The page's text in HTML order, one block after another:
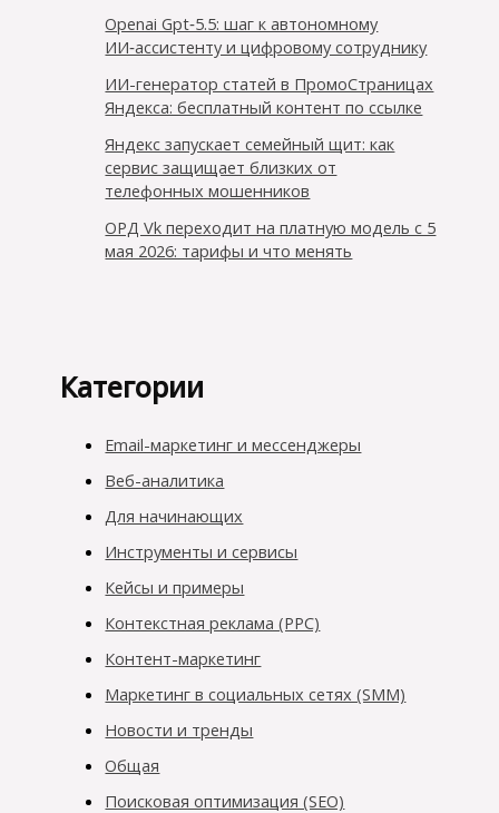
Openai Gpt‑5.5: шаг к автономному
ИИ‑ассистенту и цифровому сотруднику
ИИ-генератор статей в ПромоСтраницах
Яндекса: бесплатный контент по ссылке
Яндекс запускает семейный щит: как
сервис защищает близких от
телефонных мошенников
ОРД Vk переходит на платную модель с 5
мая 2026: тарифы и что менять
Категории
Email-маркетинг и мессенджеры
Веб-аналитика
Для начинающих
Инструменты и сервисы
Кейсы и примеры
Контекстная реклама (PPC)
Контент-маркетинг
Маркетинг в социальных сетях (SMM)
Новости и тренды
Общая
Поисковая оптимизация (SEO)